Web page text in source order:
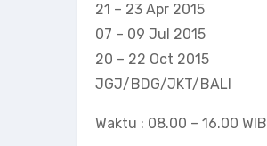
21 – 23 Apr 2015
07 – 09 Jul 2015
20 – 22 Oct 2015
JGJ/BDG/JKT/BALI
Waktu : 08.00 – 16.00 WIB